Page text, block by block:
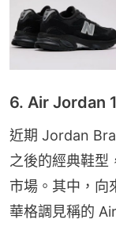
6. Air Jordan
近期 Jordan
之後的經典鞋型
市場。其中，向
華格調見稱的